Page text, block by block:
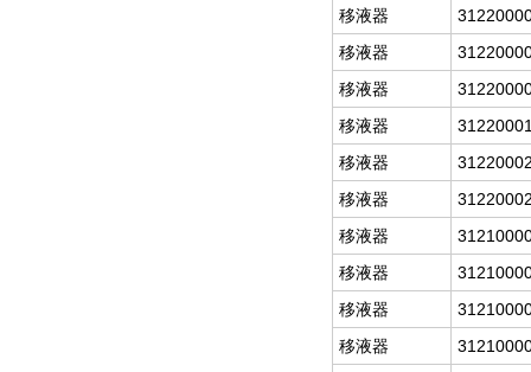
移液器
移液器
移液器
移液器
移液器
移液器
移液器
移液器
移液器
移液器